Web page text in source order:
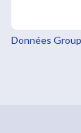
Données